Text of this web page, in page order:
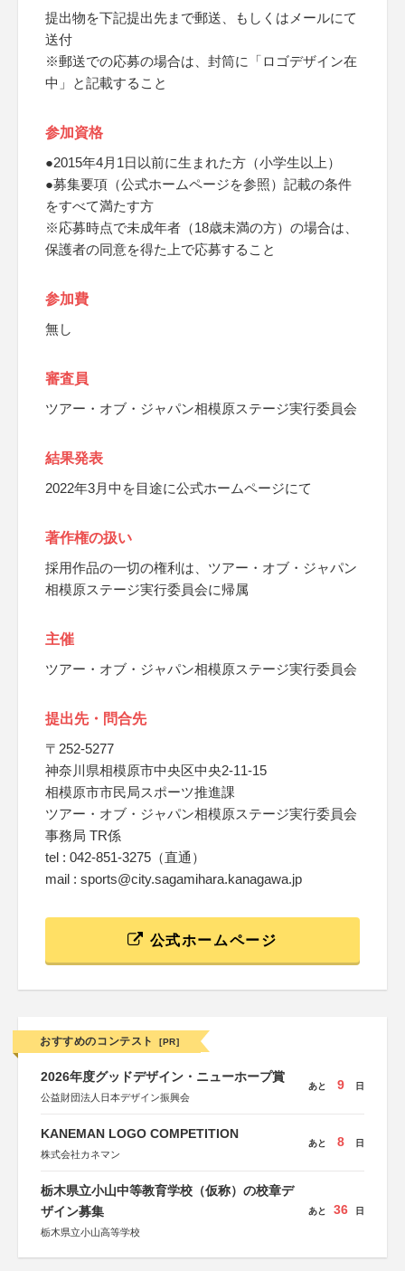
提出物を下記提出先まで郵送、もしくはメールにて
送付
※郵送での応募の場合は、封筒に「ロゴデザイン在
中」と記載すること
参加資格
●2015年4月1日以前に生まれた方（小学生以上）
●募集要項（公式ホームページを参照）記載の条件
をすべて満たす方
※応募時点で未成年者（18歳未満の方）の場合は、
保護者の同意を得た上で応募すること
参加費
無し
審査員
ツアー・オブ・ジャパン相模原ステージ実行委員会
結果発表
2022年3月中を目途に公式ホームページにて
著作権の扱い
採用作品の一切の権利は、ツアー・オブ・ジャパン
相模原ステージ実行委員会に帰属
主催
ツアー・オブ・ジャパン相模原ステージ実行委員会
提出先・問合先
〒252-5277
神奈川県相模原市中央区中央2-11-15
相模原市市民局スポーツ推進課
ツアー・オブ・ジャパン相模原ステージ実行委員会
事務局 TR係
tel : 042-851-3275（直通）
mail : sports@city.sagamihara.kanagawa.jp
公式ホームページ
おすすめのコンテスト [PR]
2026年度グッドデザイン・ニューホープ賞
公益財団法人日本デザイン振興会
あと 9 日
KANEMAN LOGO COMPETITION
株式会社カネマン
あと 8 日
栃木県立小山中等教育学校（仮称）の校章デ
ザイン募集
栃木県立小山高等学校
あと 36 日